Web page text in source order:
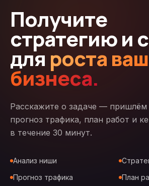
Получите
стратегию и
для роста
бизнеса.
Расскажите о задаче —
прогноз трафика, план работ и
в течение 30 минут.
Анализ ниши
Прогноз трафика
План